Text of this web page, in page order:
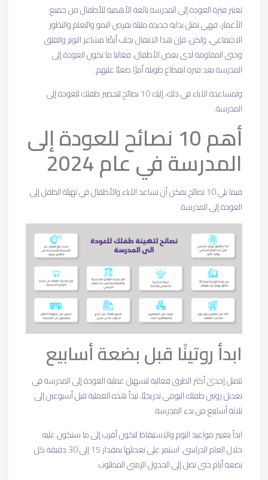
تعتبر فترة العودة إلى المدرسة بالغة الأهمية للأطفال من جميع
الأعمار، فهي تمثل بداية جديدة مليئة بفرص النمو والتعلم والتطور
الاجتماعي، ولكن، فإن هذا الانتقال يجلب أيضًا مشاعر التوتر والقلق
وحتى المقاومة لدى بعض الأطفال، فغالبا ما تكون العودة إلى
المدرسة بعد فترة انقطاع طويلة أمرًا صعبًا عليهم.
ولمساعدة الآباء في ذلك، إليك 10 نصائح لتحضير طفلك للعودة إلى
المدرسة.
أهم 10 نصائح للعودة إلى
المدرسة في عام 2024
فيما يلي 10 نصائح يمكن أن تساعد الآباء والأطفال في تهيئة الطفل إلى
العودة إلى المدرسة.
ابدأ روتينًا قبل بضعة أسابيع
تتمثل إحدى أكثر الطرق فعالية لتسهيل عملية العودة إلى المدرسة في
تعديل روتين طفلك اليومي تدريجيًا، تبدأ هذه العملية قبل أسبوعين إلى
ثلاثة أسابيع من بدء المدرسة.
ابدأ بتغيير مواعيد النوم والاستيقاظ لتكون أقرب إلى ما ستكون عليه
خلال العام الدراسي. استمر على تعديلها بمقدار 15 إلى 30 دقيقة كل
بضعة أيام حتى تصل إلى الجدول الزمني المطلوب.